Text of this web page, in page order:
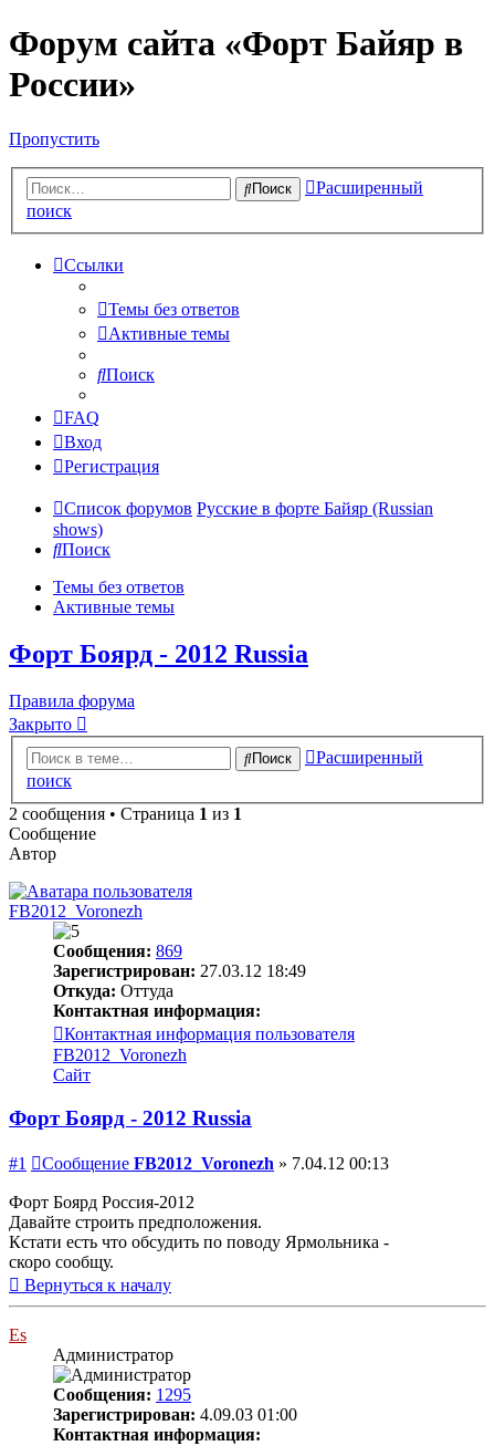
Форум сайта «Форт Байяр в
России»
Пропустить
Поиск
Расширенный
поиск
Ссылки
Темы без ответов
Активные темы
Поиск
FAQ
Вход
Регистрация
Список форумов Русские в форте Байяр (Russian
shows)
Поиск
Темы без ответов
Активные темы
Форт Боярд - 2012 Russia
Правила форума
Закрыто
Поиск
Расширенный
поиск
2 сообщения • Страница 1 из 1
Сообщение
Автор
FB2012_Voronezh
Сообщения: 869
Зарегистрирован: 27.03.12 18:49
Откуда: Оттуда
Контактная информация:
Контактная информация пользователя
FB2012_Voronezh
Сайт
Форт Боярд - 2012 Russia
#1 Сообщение FB2012_Voronezh » 7.04.12 00:13
Форт Боярд Россия-2012
Давайте строить предположения.
Кстати есть что обсудить по поводу Ярмольника -
скоро сообщу.
Вернуться к началу
Es
Администратор
Сообщения: 1295
Зарегистрирован: 4.09.03 01:00
Контактная информация: